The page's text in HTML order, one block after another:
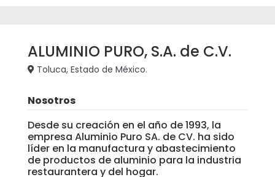
ALUMINIO PURO, S.A. de C.V.
Toluca, Estado de México.
Nosotros
Desde su creación en el año de 1993, la
empresa Aluminio Puro SA. de CV. ha sido
líder en la manufactura y abastecimiento
de productos de aluminio para la industria
restaurantera y del hogar.